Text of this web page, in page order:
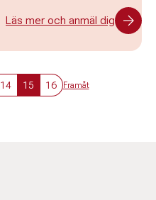
Läs mer och anmäl dig
14 15 16 Framåt